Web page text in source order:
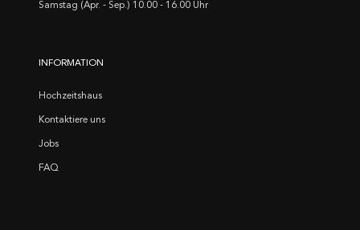
Samstag (Apr. - Sep.) 10.00 - 16.00 Uhr
INFORMATION
Hochzeitshaus
Kontaktiere uns
Jobs
FAQ